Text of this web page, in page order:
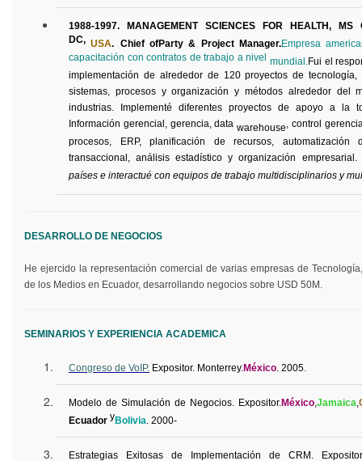
1988-1997. MANAGEMENT SCIENCES FOR HEALTH, MS
DC,USA. ChiefofParty& Project Manager.Empresa
capacitación con contratos de trabajo a nivelmundial. Fui el
implementación de alrededor de 120 proyectos de tecnología,
sistemas, procesos y organización y métodos alrededor del
industrias. Implementé diferentes proyectos de apoyo a la
Información gerencial, gerencia, data warehouse, control
procesos, ERP, planificación de recursos, automatización
transaccional, análisis estadístico y organización empresarial.
países e interactué con equipos de trabajo multidisciplinarios y
DESARROLLO DE NEGOCIOS
He ejercido la representación comercial de varias empresas de
de los Medios en Ecuador, desarrollando negocios sobre USD 50M.
SEMINARIOS Y EXPERIENCIA ACADEMICA
Congreso de VoIP. Expositor. Monterrey.México . 2005
Modelo de Simulación de Negocios. Expositor.México Jamaica
Ecuador yBolivia . 2000-
Estrategias Exitosas de Implementación de CRM.